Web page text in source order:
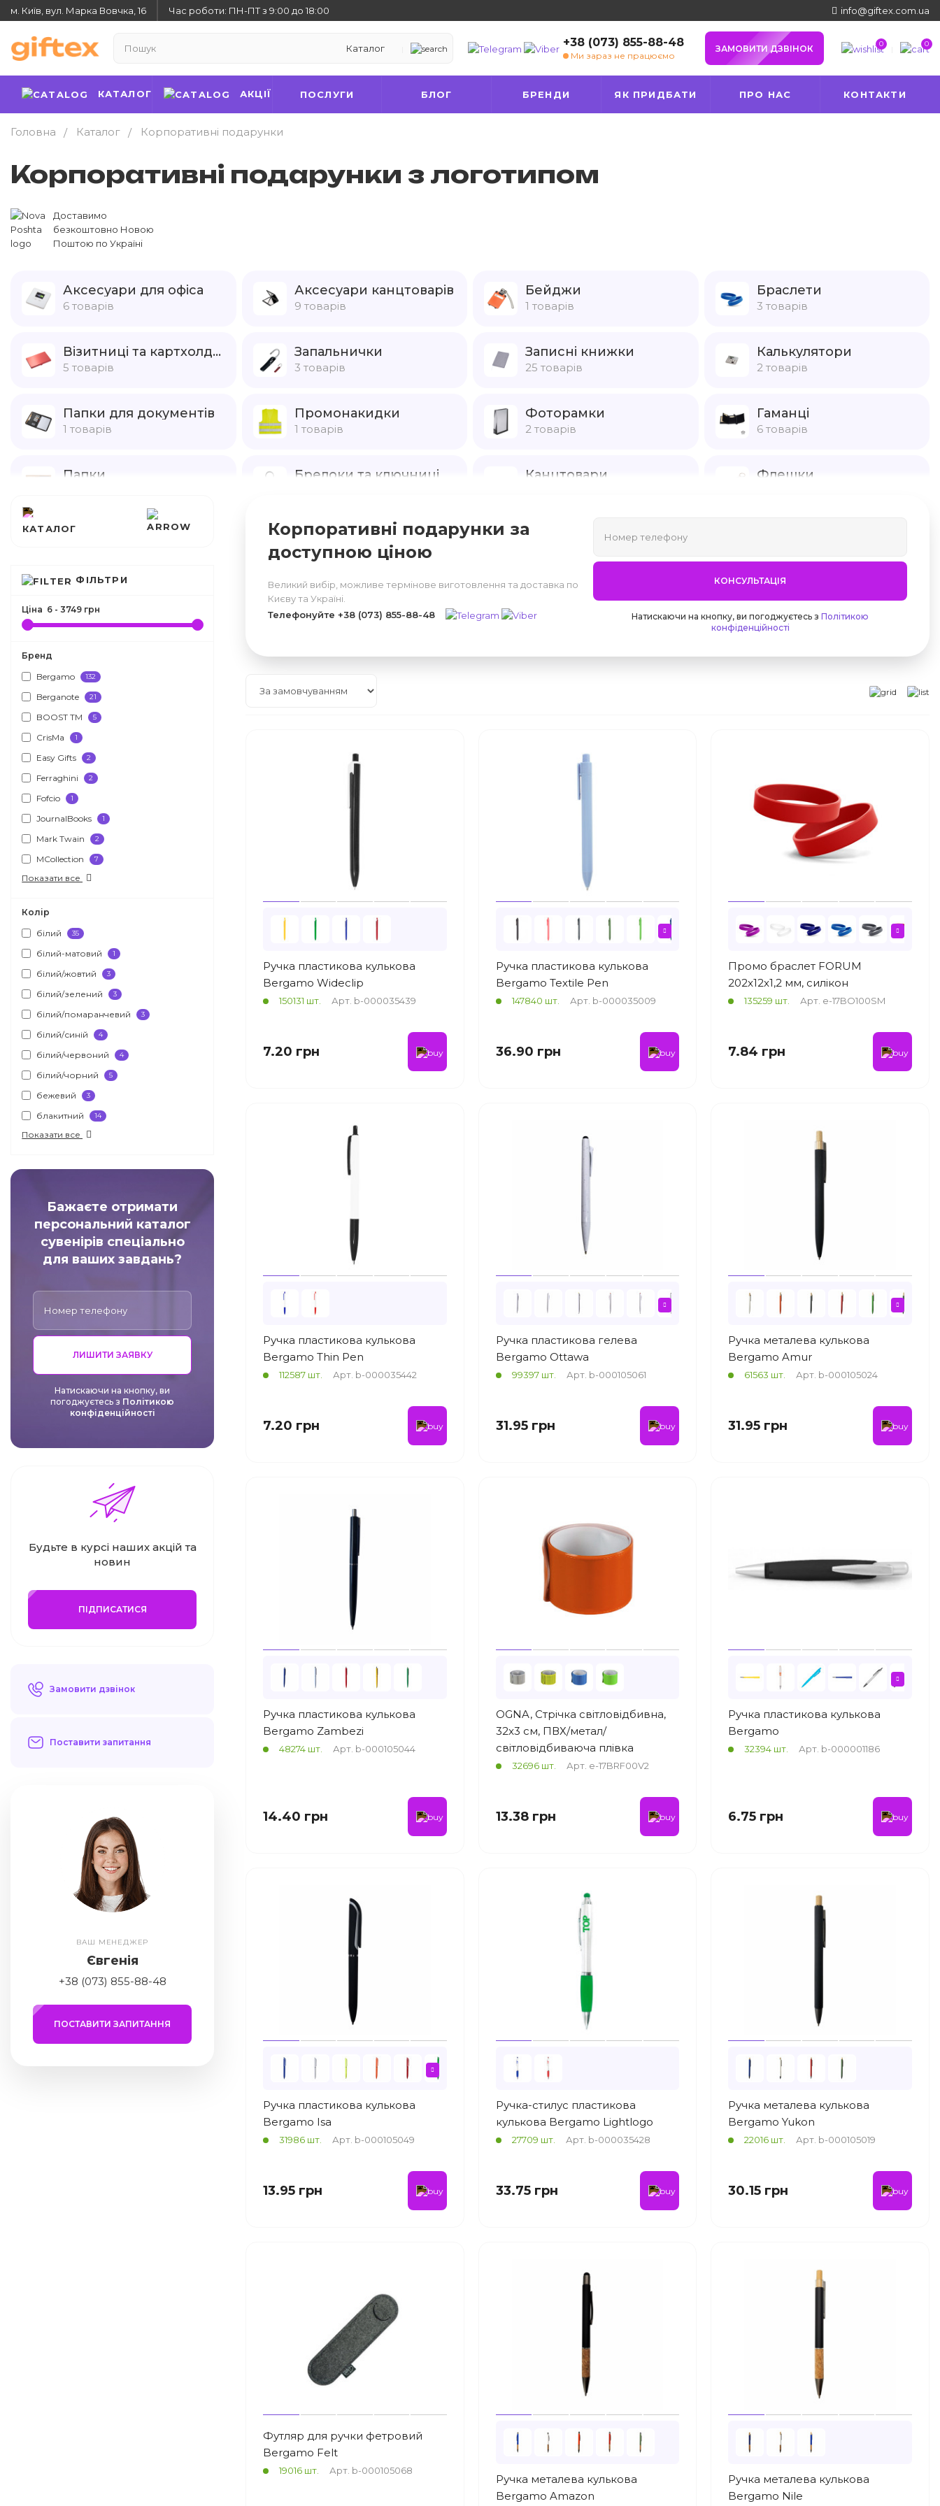
м. Київ, вул. Марка Вовчка, 16 Час роботи: ПН-ПТ з 9:00 до 18:00 info@giftex.com.ua
Каталог +38 (073) 855-88-48
Ми зараз не працюємо
ЗАМОВИТИ ДЗВІНОК 0 0
КАТАЛОГ АКЦІЇ ПОСЛУГИ БЛОГ БРЕНДИ ЯК ПРИДБАТИ ПРО НАС КОНТАКТИ
Головна Каталог Корпоративні подарунки
Корпоративні подарунки з логотипом
Доставимо
безкоштовно Новою
Поштою по Україні
Аксесуари для офіса
6 товарів
Аксесуари канцтоварів
9 товарів
Бейджи
1 товарів
Браслети
3 товарів
Візитниці та картхолдери
5 товарів
Запальнички
3 товарів
Записні книжки
25 товарів
Калькулятори
2 товарів
Папки для документів
1 товарів
Промонакидки
1 товарів
Фоторамки
2 товарів
Гаманці
6 товарів
Папки Брелоки та ключниці Канцтовари Флешки
Скарбнички Світловідбивачі
6 товарів
КАТАЛОГ
ФІЛЬТРИ
Ціна 6 - 3749 грн
Бренд
Bergamo 132
Berganote 21
BOOST TM 5
CrisMa 1
Easy Gifts 2
Ferraghini 2
Fofcio 1
JournalBooks 1
Mark Twain 2
MCollection 7
Показати все
Колір
білий 35
білий-матовий 1
білий/жовтий 3
білий/зелений 3
білий/помаранчевий 3
білий/синій 4
білий/червоний 4
білий/чорний 5
бежевий 3
блакитний 14
Показати все
Бажаєте отримати
персональний каталог
сувенірів спеціально
для ваших завдань?
ЛИШИТИ ЗАЯВКУ
Натискаючи на кнопку, ви
погоджуєтесь з Політикою
конфіденційності
Будьте в курсі наших акцій та
новин
ПІДПИСАТИСЯ
Замовити дзвінок
Поставити запитання
ВАШ МЕНЕДЖЕР
Євгенія
+38 (073) 855-88-48
ПОСТАВИТИ ЗАПИТАННЯ
Корпоративні подарунки за
доступною ціною
Великий вибір, можливе термінове виготовлення та доставка по
Києву та Україні.
Телефонуйте +38 (073) 855-88-48
КОНСУЛЬТАЦІЯ
Натискаючи на кнопку, ви погоджуєтесь з Політикою
конфіденційності
Ручка пластикова кулькова
Bergamo Wideclip
150131 шт. Арт. b-000035439
7.20 грн
Ручка пластикова кулькова
Bergamo Textile Pen
147840 шт. Арт. b-000035009
36.90 грн
Промо браслет FORUM
202x12x1,2 мм, силікон
135259 шт. Арт. e-17BO100SM
7.84 грн
Ручка пластикова кулькова
Bergamo Thin Pen
112587 шт. Арт. b-000035442
7.20 грн
Ручка пластикова гелева
Bergamo Ottawa
99397 шт. Арт. b-000105061
31.95 грн
Ручка металева кулькова
Bergamo Amur
61563 шт. Арт. b-000105024
31.95 грн
Ручка пластикова кулькова
Bergamo Zambezi
48274 шт. Арт. b-000105044
14.40 грн
OGNA, Стрічка світловідбивна,
32x3 см, ПВХ/метал/
світловідбиваюча плівка
32696 шт. Арт. e-17BRF00V2
13.38 грн
Ручка пластикова кулькова
Bergamo
32394 шт. Арт. b-000001186
6.75 грн
Ручка пластикова кулькова
Bergamo Isa
31986 шт. Арт. b-000105049
13.95 грн
Ручка-стилус пластикова
кулькова Bergamo Lightlogo
27709 шт. Арт. b-000035428
33.75 грн
Ручка металева кулькова
Bergamo Yukon
22016 шт. Арт. b-000105019
30.15 грн
Футляр для ручки фетровий
Bergamo Felt
19016 шт. Арт. b-000105068
Ручка металева кулькова
Bergamo Amazon
Ручка металева кулькова
Bergamo Nile